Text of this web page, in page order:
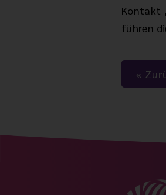
Kontakt
führen